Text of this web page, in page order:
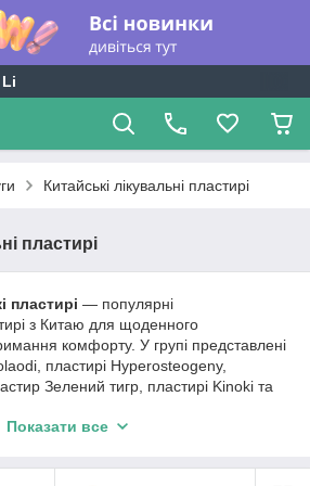
Китайські лікувальні пластирі
пластирі
пластирі — популярні
з Китаю для щоденного
комфорту. У групі представлені
пластирі Hyperosteogeny,
Зелений тигр, пластирі Kinoki та
Показати все